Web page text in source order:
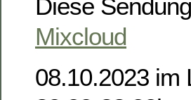
Diese
Mixcloud
08.10.2023